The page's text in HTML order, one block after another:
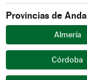
Provincias de
Almería
Córdoba